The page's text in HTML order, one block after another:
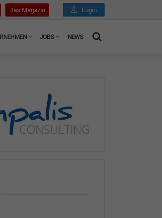
Das Magazin Login
JOBS NEWS